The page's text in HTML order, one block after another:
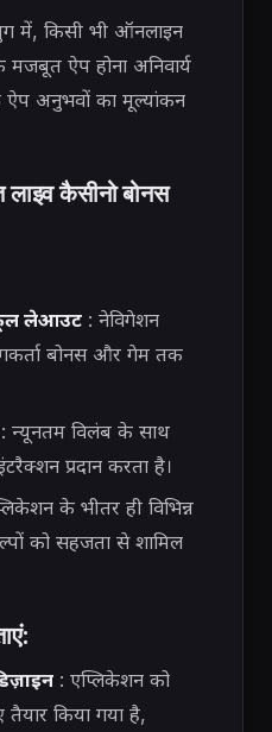
में, किसी भी ऑनलाइन
ऐप होना अनिवार्य
ऐप अनुभवों का मूल्यांकन
लाइव कैसीनो बोनस
लेआउट: नेविगेशन
बोनस और गेम तक
न्यूनतम विलंब के साथ
प्रदान करता है।
के भीतर ही विभिन्न
को सहजता से शामिल
: एप्लिकेशन को
किया गया है,